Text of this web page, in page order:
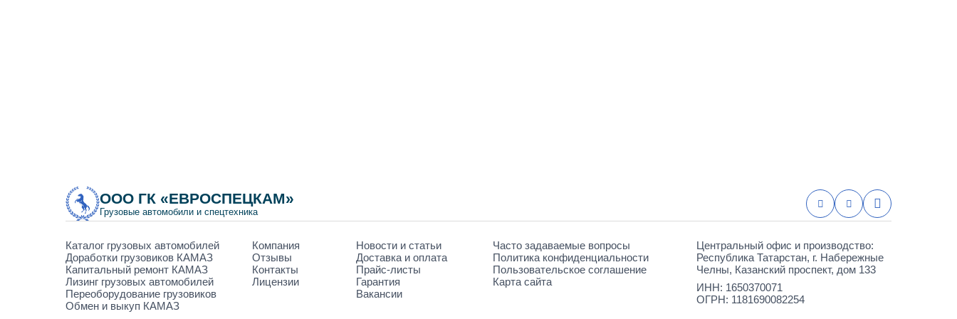
ООО ГК «ЕВРОСПЕЦКАМ»
Грузовые автомобили и спецтехника
Каталог грузовых автомобилей
Доработки грузовиков КАМАЗ
Капитальный ремонт КАМАЗ
Лизинг грузовых автомобилей
Переоборудование грузовиков
Обмен и выкуп КАМАЗ
Компания
Отзывы
Контакты
Лицензии
Новости и статьи
Доставка и оплата
Прайс-листы
Гарантия
Вакансии
Часто задаваемые вопросы
Политика конфиденциальности
Пользовательское соглашение
Карта сайта
Центральный офис и производство:
Республика Татарстан, г. Набережные
Челны, Казанский проспект, дом 133
ИНН: 1650370071
ОГРН: 1181690082254